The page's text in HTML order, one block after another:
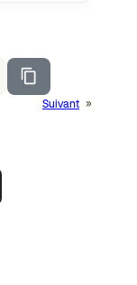
Suivant »